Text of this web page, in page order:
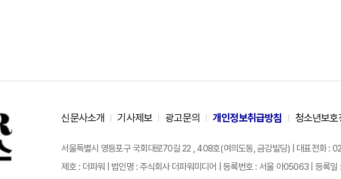
신문사소개 기사제보 광고문의 개인정보취급방침 청소년보호
서울특별시 영등포구 국회대로70길 22 , 408호(여의도동, 금강빌딩) | 대표전화
제호 : 더파워 | 법인명 : 주식회사 더파워미디어 | 등록번호 : 서울 아05063 | 등록